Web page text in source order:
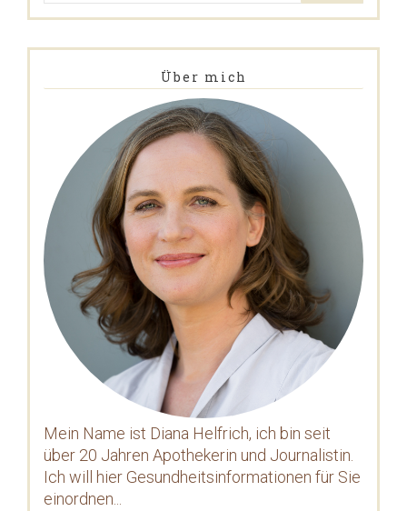
Über mich
Mein Name ist Diana Helfrich, ich bin seit
über 20 Jahren Apothekerin und Journalistin.
Ich will hier Gesundheitsinformationen für Sie
einordnen...